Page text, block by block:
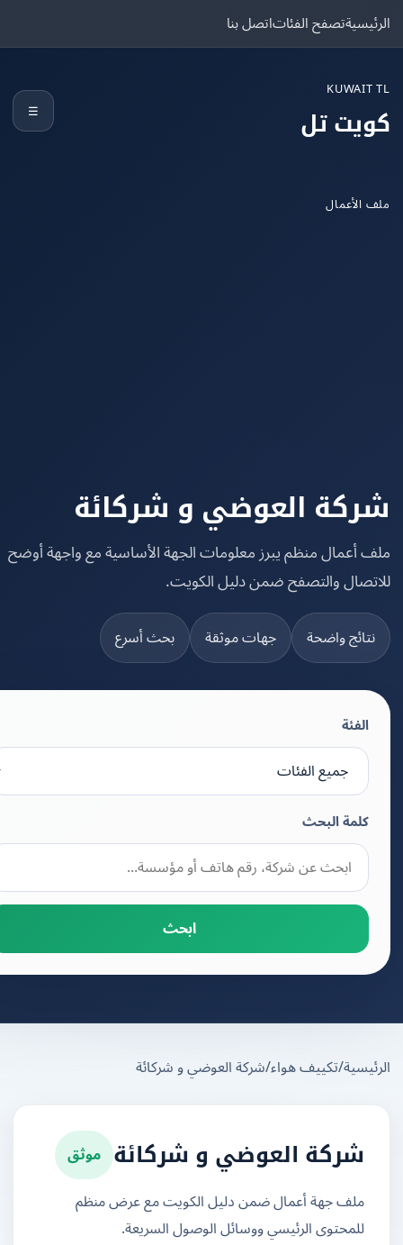
تصفح الفئاتاتصل بنا
تل
العوضي و شركائة
منظم يبرز معلومات الجهة الأساسية مع واجهة أوضح
والتصفح ضمن دليل الكويت.
واضحة جهات موثقة بحث أسرع
كلمة البحث
ابحث
/تكييف هواء/شركة العوضي و شركائة
شركة العوضي و شركائة موثق
ملف جهة أعمال ضمن دليل الكويت مع عرض منظم
للمحتوى الرئيسي ووسائل الوصول السريعة.